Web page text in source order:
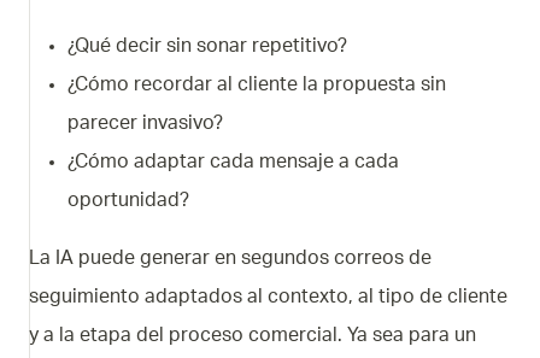
¿Qué decir sin sonar repetitivo?
¿Cómo recordar al cliente la propuesta sin
parecer invasivo?
¿Cómo adaptar cada mensaje a cada
oportunidad?
La IA puede generar en segundos correos de
seguimiento adaptados al contexto, al tipo de cliente
y a la etapa del proceso comercial. Ya sea para un